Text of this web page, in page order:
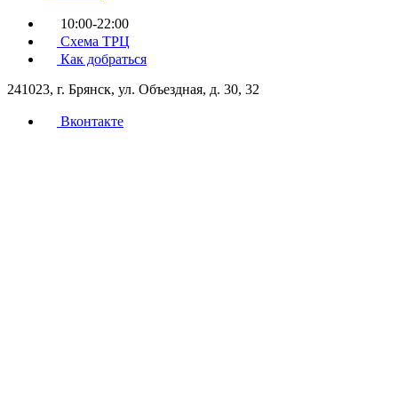
10:00-22:00
Схема ТРЦ
Как добраться
241023, г. Брянск, ул. Объездная, д. 30, 32
Вконтакте